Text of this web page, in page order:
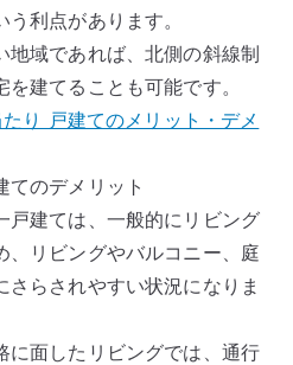
利点があります。
地域であれば、北側の斜線制
建てることも可能です。
り 戸建てのメリット・デメ
てのデメリット
戸建ては、一般的にリビング
、リビングやバルコニー、庭
らされやすい状況になりま
に面したリビングでは、通行